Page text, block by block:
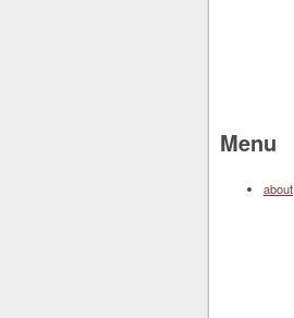
Menu
about